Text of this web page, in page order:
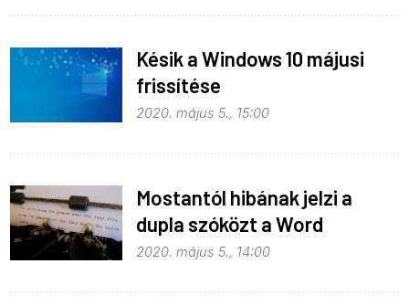
Késik a Windows 10 májusi
frissítése
2020. május 5., 15:00
Mostantól hibának jelzi a
dupla szóközt a Word
2020. május 5., 14:00